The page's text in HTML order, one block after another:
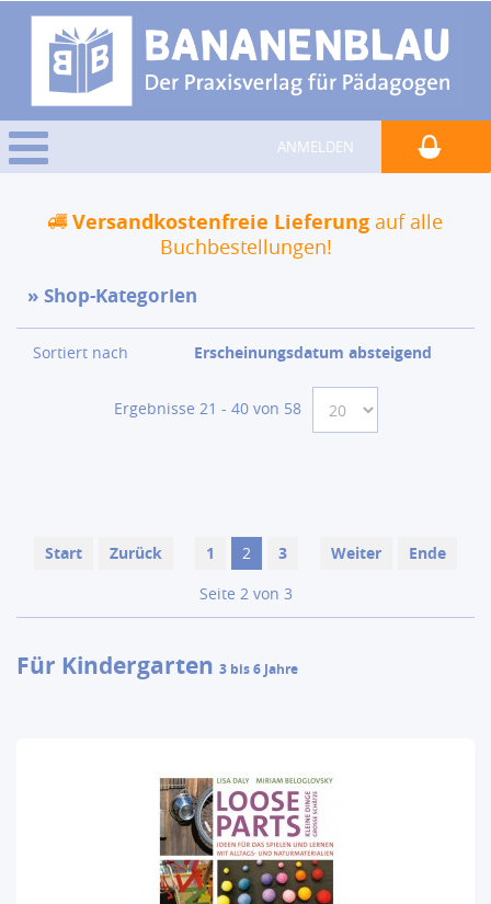
ANMELDEN
Versandkostenfreie Lieferung auf alle
Buchbestellungen!
Shop-Kategorien
Sortiert nach Erscheinungsdatum absteigend
Ergebnisse 21 - 40 von 58
Start Zurück 1 2 3 Weiter
Ende
Seite 2 von 3
Für Kindergarten 3 bis 6 Jahre